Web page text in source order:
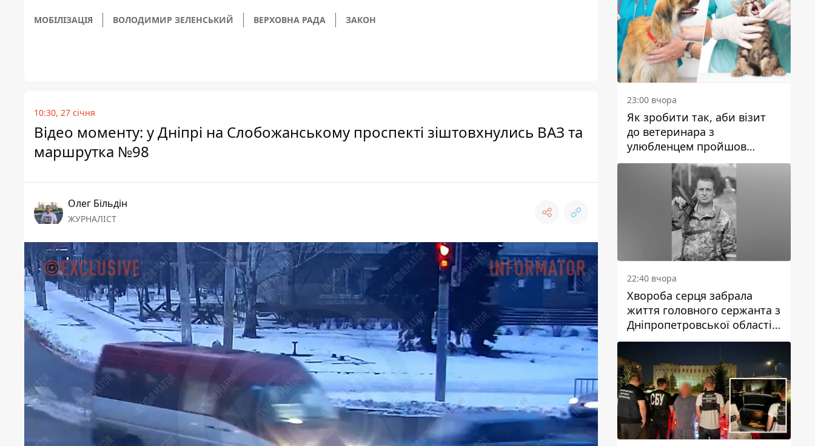
МОБІЛІЗАЦІЯ ВОЛОДИМИР ЗЕЛЕНСЬКИЙ ВЕРХОВНА РАДА ЗАКОН
10:30, 27 січня
Відео моменту: у Дніпрі на Слобожанському проспекті зіштовхнулись ВАЗ та
маршрутка №98
Олег Більдін
ЖУРНАЛІСТ
23:00 вчора
Як зробити так, аби візит
до ветеринара з
улюбленцем пройшов
спокійно: прості поради
22:40 вчора
Хвороба серця забрала
життя головного сержанта з
Дніпропетровської області
Юрія Свистуна